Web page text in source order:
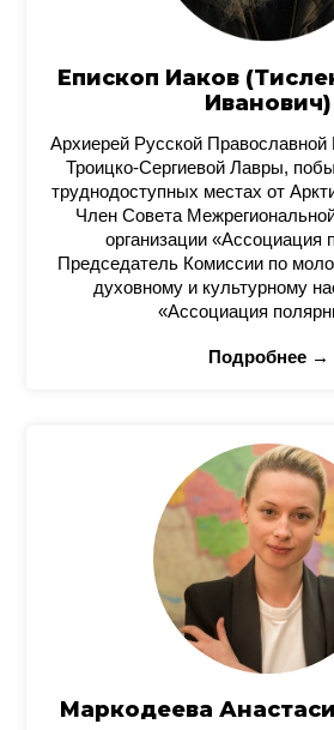
Епископ Иаков
Иванович)
Архиерей Русской
Троицко-Сергиевой Лавры,
труднодоступных местах от
Член Совета
организации «Ассоциация
Председатель Комиссии по
духовному и культурному
«Ассоциация
Подробнее →
Маркодеева